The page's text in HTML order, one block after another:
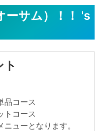
ーサム）！！ 's
品コース
トコース
ューとなります。